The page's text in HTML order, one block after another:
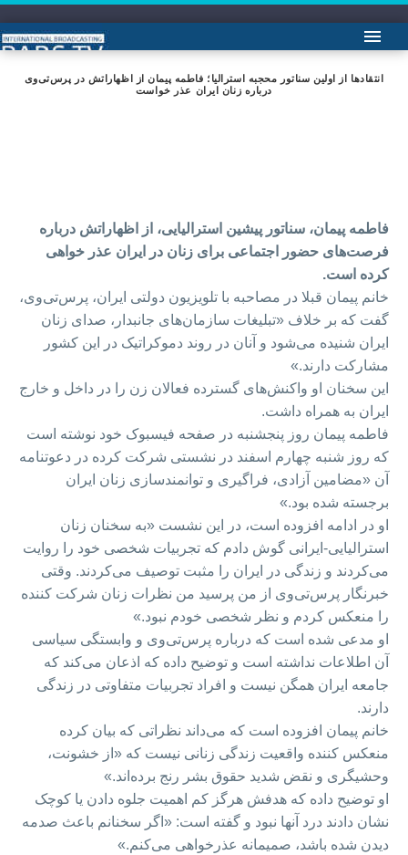
انتقادها از اولین سناتور محجبه استرالیا؛ فاطمه پیمان از اظهاراتش در پرس‌تی‌وی
درباره زنان ایران عذر خواست
فاطمه پیمان، سناتور پیشین استرالیایی، از اظهاراتش درباره
فرصت‌های حضور اجتماعی برای زنان در ایران عذر خواهی
کرده است.
خانم پیمان قبلا در مصاحبه با تلویزیون دولتی ایران، پرس‌تی‌وی،
گفت که بر خلاف «تبلیغات سازمان‌های جانبدار، صدای زنان
ایران شنیده می‌شود و آنان در روند دموکراتیک در این کشور
مشارکت دارند.»
این سخنان او واکنش‌های گسترده فعالان زن را در داخل و خارج
ایران به همراه داشت.
فاطمه پیمان روز پنجشنبه در صفحه فیسبوک خود نوشته است
که روز شنبه چهارم اسفند در نشستی شرکت کرده در دعوتنامه
آن «مضامین آزادی، فراگیری و توانمندسازی زنان ایران
برجسته شده بود.»
او در ادامه افزوده است، در این نشست «به سخنان زنان
استرالیایی-ایرانی گوش دادم که تجربیات شخصی خود را روایت
می‌کردند و زندگی در ایران را مثبت توصیف می‌کردند. وقتی
خبرنگار پرس‌تی‌وی از من پرسید من نظرات زنان شرکت کننده
را منعکس کردم و نظر شخصی خودم نبود.»
او مدعی شده است که درباره پرس‌تی‌وی و وابستگی سیاسی
آن اطلاعات نداشته است و توضیح داده که اذعان می‌کند که
جامعه ایران همگن نیست و افراد تجربیات متفاوتی در زندگی
دارند.
خانم پیمان افزوده است که می‌داند نظراتی که بیان کرده
منعکس کننده واقعیت زندگی زنانی نیست که «از خشونت،
وحشیگری و نقض شدید حقوق بشر رنج برده‌اند.»
او توضیح داده که هدفش هرگز کم اهمیت جلوه دادن یا کوچک
نشان دادند درد آنها نبود و گفته است: «اگر سخنانم باعث صدمه
دیدن شده باشد، صمیمانه عذرخواهی می‌کنم.»